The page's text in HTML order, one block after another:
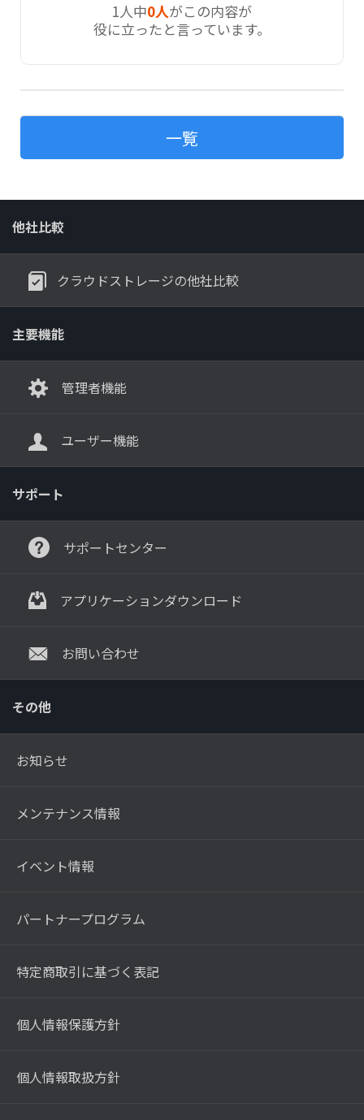
1人中0人がこの内容が
役に立ったと言っています。
一覧
他社比較
クラウドストレージの他社比較
主要機能
管理者機能
ユーザー機能
サポート
サポートセンター
アプリケーションダウンロード
お問い合わせ
その他
お知らせ
メンテナンス情報
イベント情報
パートナープログラム
特定商取引に基づく表記
個人情報保護方針
個人情報取扱方針